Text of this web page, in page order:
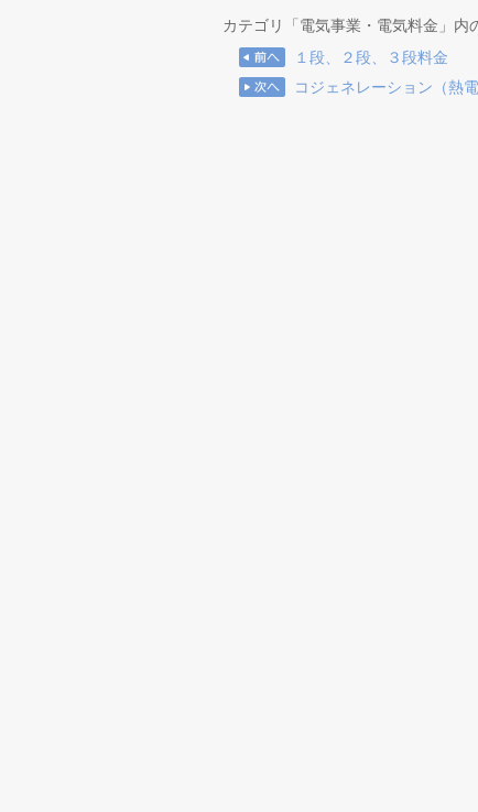
カテゴリ「電気事業・電気料金」内
１段、２段、３段料金
コジェネレーション（熱電